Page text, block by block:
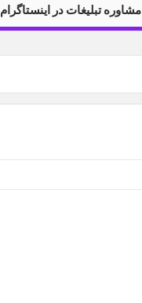
مشاوره تبلیغات در اینستاگرام